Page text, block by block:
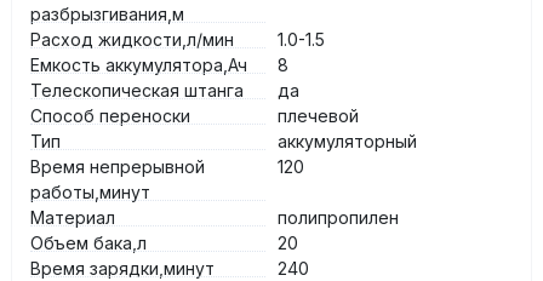
разбрызгивания,м
Расход жидкости,л/мин
1.0-1.5
Емкость аккумулятора,Ач
8
Телескопическая штанга
да
Способ переноски
плечевой
Тип
аккумуляторный
Время непрерывной
работы,минут
120
Материал
полипропилен
Объем бака,л
20
Время зарядки,минут
240